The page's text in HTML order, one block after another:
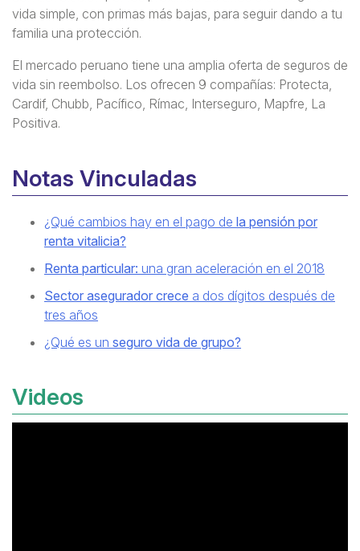
vida simple, con primas más bajas, para seguir dando a tu
familia una protección.
El mercado peruano tiene una amplia oferta de seguros de
vida sin reembolso. Los ofrecen 9 compañías: Protecta,
Cardif, Chubb, Pacífico, Rímac, Interseguro, Mapfre, La
Positiva.
Notas Vinculadas
¿Qué cambios hay en el pago de la pensión por
renta vitalicia?
Renta particular: una gran aceleración en el 2018
Sector asegurador crece a dos dígitos después de
tres años
¿Qué es un seguro vida de grupo?
Videos